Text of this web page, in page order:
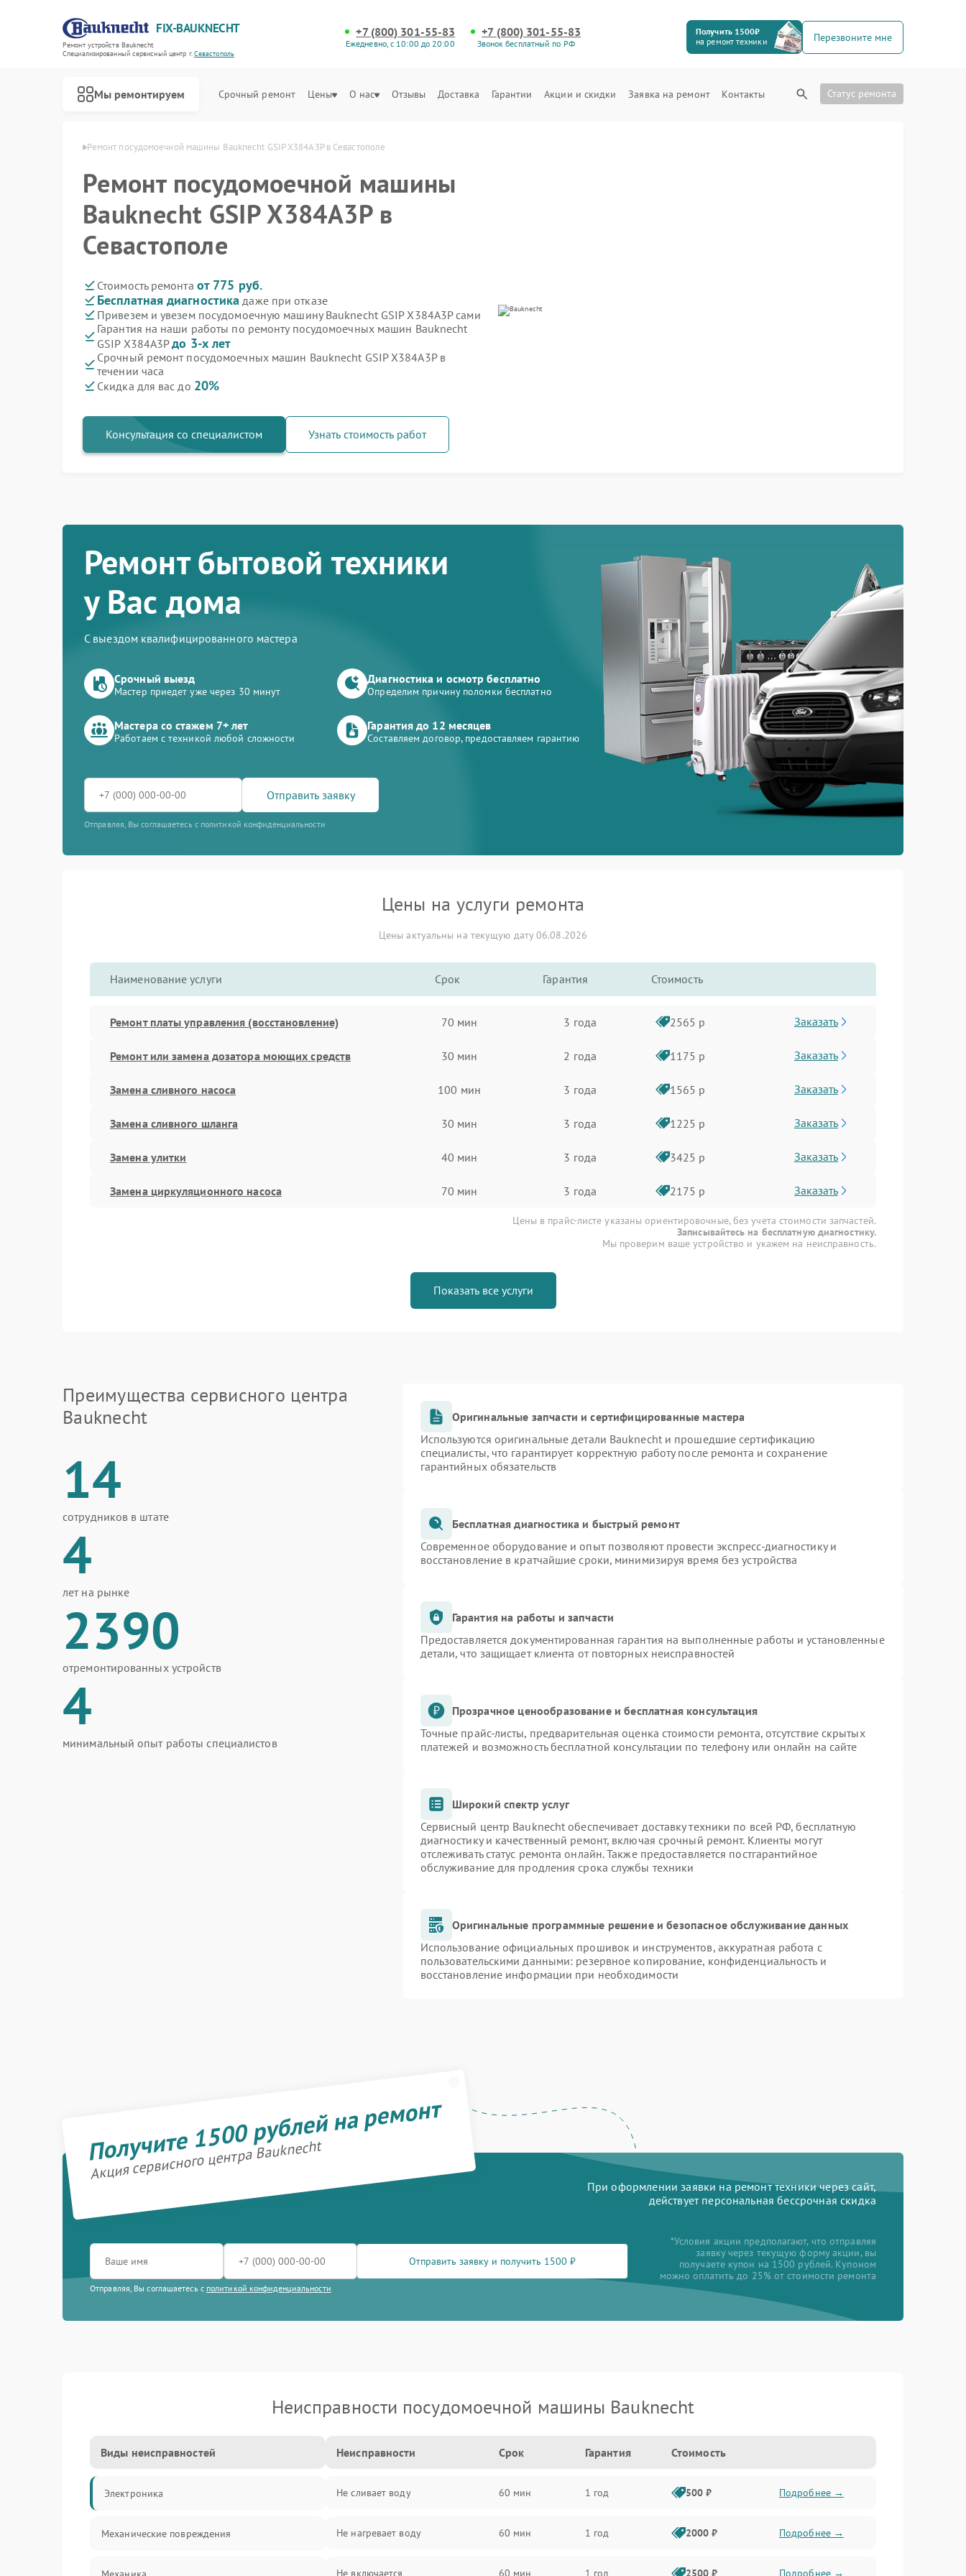
FIX-BAUKNECHT
Ремонт устройств Bauknecht
Специализированный cервисный центр г.Севастополь
+7 (800) 301-55-83
Ежедневно, с 10:00 до 20:00
+7 (800) 301-55-83
Звонок бесплатный по РФ
Получить 1500₽
на ремонт техники
Перезвоните мне
Мы ремонтируем Срочный ремонт Цены О нас Отзывы Доставка Гарантии Акции и скидки Заявка на ремонт Контакты Статус ремонта
Ремонт посудомоечной машины Bauknecht GSIP X384A3P в Севастополе
Ремонт посудомоечной машины
Bauknecht GSIP X384A3P в
Севастополе
Стоимость ремонта от 775 руб.
Бесплатная диагностика даже при отказе
Привезем и увезем посудомоечную машину Bauknecht GSIP X384A3P сами
Гарантия на наши работы по ремонту посудомоечных машин Bauknecht
GSIP X384A3Pдо 3-х лет
Срочный ремонт посудомоечных машин Bauknecht GSIP X384A3P в
течении часа
Скидка для вас до 20%
Консультация со специалистом Узнать стоимость работ
Ремонт бытовой техники
у Вас дома
С выездом квалифицированного мастера
Срочный выезд
Мастер приедет уже через 30 минут
Диагностика и осмотр бесплатно
Определим причину поломки бесплатно
Мастера со стажем 7+ лет
Работаем с техникой любой сложности
Гарантия до 12 месяцев
Составляем договор, предоставляем гарантию
Отправить заявку
Отправляя, Вы соглашаетесь с политикой конфиденциальности
Цены на услуги ремонта
Цены актуальны на текущую дату 06.08.2026
Наименование услуги Срок Гарантия Стоимость
Ремонт платы управления (восстановление) 70 мин 3 года 2565 р Заказать
Ремонт или замена дозатора моющих средств 30 мин 2 года 1175 р Заказать
Замена сливного насоса 100 мин 3 года 1565 р Заказать
Замена сливного шланга 30 мин 3 года 1225 р Заказать
Замена улитки 40 мин 3 года 3425 р Заказать
Замена циркуляционного насоса 70 мин 3 года 2175 р Заказать
Цены в прайс-листе указаны ориентировочные, без учета стоимости запчастей.
Записывайтесь на бесплатную диагностику.
Мы проверим ваше устройство и укажем на неисправность.
Показать все услуги
Преимущества сервисного центра
Bauknecht
14
сотрудников в штате
4
лет на рынке
2390
отремонтированных устройств
4
минимальный опыт работы специалистов
Оригинальные запчасти и сертифицированные мастера
Используются оригинальные детали Bauknecht и прошедшие сертификацию
специалисты, что гарантирует корректную работу после ремонта и сохранение
гарантийных обязательств
Бесплатная диагностика и быстрый ремонт
Современное оборудование и опыт позволяют провести экспресс-диагностику и
восстановление в кратчайшие сроки, минимизируя время без устройства
Гарантия на работы и запчасти
Предоставляется документированная гарантия на выполненные работы и установленные
детали, что защищает клиента от повторных неисправностей
Прозрачное ценообразование и бесплатная консультация
Точные прайс-листы, предварительная оценка стоимости ремонта, отсутствие скрытых
платежей и возможность бесплатной консультации по телефону или онлайн на сайте
Широкий спектр услуг
Сервисный центр Bauknecht обеспечивает доставку техники по всей РФ, бесплатную
диагностику и качественный ремонт, включая срочный ремонт. Клиенты могут
отслеживать статус ремонта онлайн. Также предоставляется постгарантийное
обслуживание для продления срока службы техники
Оригинальные программные решение и безопасное обслуживание данных
Использование официальных прошивок и инструментов, аккуратная работа с
пользовательскими данными: резервное копирование, конфиденциальность и
восстановление информации при необходимости
Получите 1500 рублей на ремонт
Акция сервисного центра Bauknecht
При оформлении заявки на ремонт техники через сайт,
действует персональная бессрочная скидка
Отправить заявку и получить 1500 ₽
Отправляя, Вы соглашаетесь с политикой конфиденциальности
*Условия акции предполагают, что отправляя
заявку через текущую форму акции, вы
получаете купон на 1500 рублей. Купоном
можно оплатить до 25% от стоимости ремонта
Неисправности посудомоечной машины Bauknecht
Виды неисправностей
Электроника
Механические повреждения
Неисправности Срок Гарантия Стоимость
Не сливает воду 60 мин 1 год 500 ₽ Подробнее →
Не нагревает воду 60 мин 1 год 2000 ₽ Подробнее →
Не включается 60 мин 1 год 2500 ₽ Подробнее →